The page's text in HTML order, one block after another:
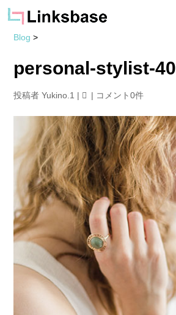
Blog >
personal-stylist-40
投稿者Yukino.1 | | コメント0件